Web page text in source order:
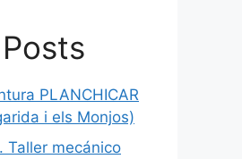
PLANCHICAR
i els Monjos)
Taller mecánico